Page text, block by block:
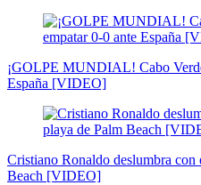
¡GOLPE MUNDIAL! Cabo
España [VIDEO]
Cristiano Ronaldo deslumbra
Beach [VIDEO]